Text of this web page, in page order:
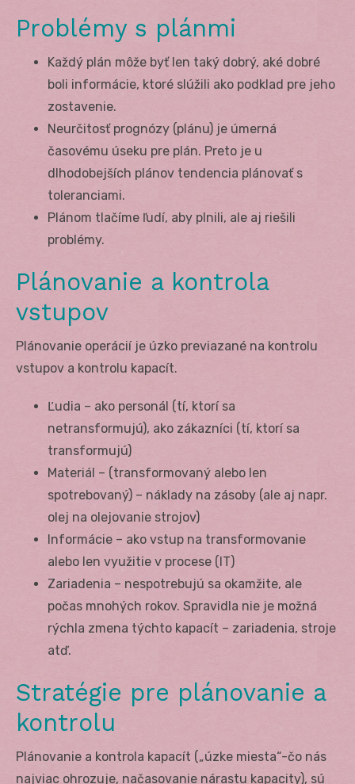
Problémy s plánmi
Každý plán môže byť len taký dobrý, aké dobré
boli informácie, ktoré slúžili ako podklad pre jeho
zostavenie.
Neurčitosť prognózy (plánu) je úmerná
časovému úseku pre plán. Preto je u
dlhodobejších plánov tendencia plánovať s
toleranciami.
Plánom tlačíme ľudí, aby plnili, ale aj riešili
problémy.
Plánovanie a kontrola
vstupov
Plánovanie operácií je úzko previazané na kontrolu
vstupov a kontrolu kapacít.
Ľudia – ako personál (tí, ktorí sa
netransformujú), ako zákazníci (tí, ktorí sa
transformujú)
Materiál – (transformovaný alebo len
spotrebovaný) – náklady na zásoby (ale aj napr.
olej na olejovanie strojov)
Informácie – ako vstup na transformovanie
alebo len využitie v procese (IT)
Zariadenia – nespotrebujú sa okamžite, ale
počas mnohých rokov. Spravidla nie je možná
rýchla zmena týchto kapacít – zariadenia, stroje
atď.
Stratégie pre plánovanie a
kontrolu
Plánovanie a kontrola kapacít („úzke miesta“-čo nás
najviac ohrozuje, načasovanie nárastu kapacity), sú